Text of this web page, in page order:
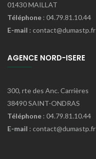
01430 MAILLAT
Téléphone : 04.79.81.10.44
E-mail : contact@dumastp.fr
AGENCE NORD-ISERE
300, rte des Anc. Carrières
38490 SAINT-ONDRAS
Téléphone : 04.79.81.10.44
E-mail : contact@dumastp.fr